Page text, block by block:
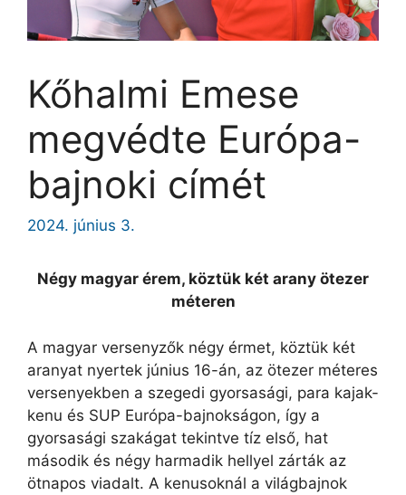
Kőhalmi Emese
megvédte Európa-
bajnoki címét
2024. június 3.
Négy magyar érem, köztük két arany ötezer
méteren
A magyar versenyzők négy érmet, köztük két
aranyat nyertek június 16-án, az ötezer méteres
versenyekben a szegedi gyorsasági, para kajak-
kenu és SUP Európa-bajnokságon, így a
gyorsasági szakágat tekintve tíz első, hat
második és négy harmadik hellyel zárták az
ötnapos viadalt. A kenusoknál a világbajnok